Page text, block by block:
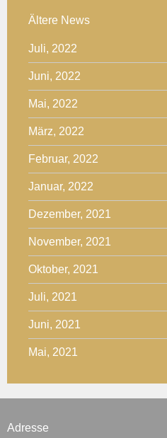
Ältere News
Juli, 2022
Juni, 2022
Mai, 2022
März, 2022
Februar, 2022
Januar, 2022
Dezember, 2021
November, 2021
Oktober, 2021
Juli, 2021
Juni, 2021
Mai, 2021
Adresse